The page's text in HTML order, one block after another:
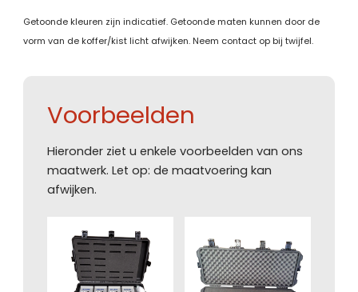
Getoonde kleuren zijn indicatief. Getoonde maten kunnen door de
vorm van de koffer/kist licht afwijken. Neem contact op bij twijfel.
Voorbeelden
Hieronder ziet u enkele voorbeelden van ons
maatwerk. Let op: de maatvoering kan
afwijken.